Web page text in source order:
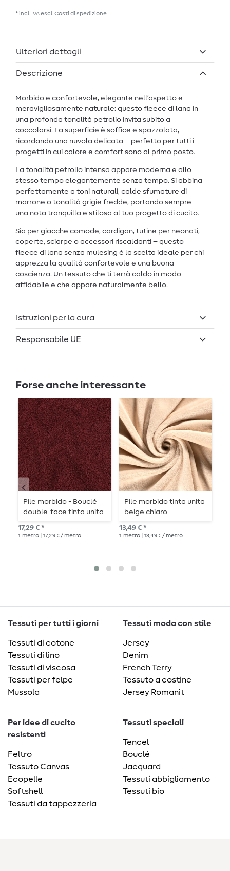
* incl. IVA escl.Costi di spedizione
Ulteriori dettagli
Descrizione
Morbido e confortevole, elegante nell’aspetto e
meravigliosamente naturale: questo fleece di lana in
una profonda tonalità petrolio invita subito a
coccolarsi. La superficie è soffice e spazzolata,
ricordando una nuvola delicata – perfetto per tutti i
progetti in cui calore e comfort sono al primo posto.
La tonalità petrolio intensa appare moderna e allo
stesso tempo elegantemente senza tempo. Si abbina
perfettamente a toni naturali, calde sfumature di
marrone o tonalità grigie fredde, portando sempre
una nota tranquilla e stilosa al tuo progetto di cucito.
Sia per giacche comode, cardigan, tutine per neonati,
coperte, sciarpe o accessori riscaldanti – questo
fleece di lana senza mulesing è la scelta ideale per chi
apprezza la qualità confortevole e una buona
coscienza. Un tessuto che ti terrà caldo in modo
affidabile e che appare naturalmente bello.
Istruzioni per la cura
Responsabile UE
Forse anche interessante
Pile morbido - Bouclé
double-face tinta unita
bordeaux
17,29 € *
1 metro | 17,29 € / metro
Pile morbido tinta unita
beige chiaro
13,49 € *
1 metro | 13,49 € / metro
Tessuti per tutti i giorni
Tessuti di cotone
Tessuti di lino
Tessuti di viscosa
Tessuti per felpe
Mussola
Tessuti moda con stile
Jersey
Denim
French Terry
Tessuto a costine
Jersey Romanit
Per idee di cucito
resistenti
Feltro
Tessuto Canvas
Ecopelle
Softshell
Tessuti da tappezzeria
Tessuti speciali
Tencel
Bouclé
Jacquard
Tessuti abbigliamento
Tessuti bio